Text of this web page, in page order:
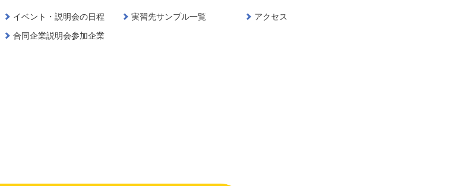
イベント・説明会の日程
合同企業説明会参加企業
実習先サンプル一覧
アクセス